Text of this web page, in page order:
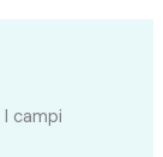
I campi